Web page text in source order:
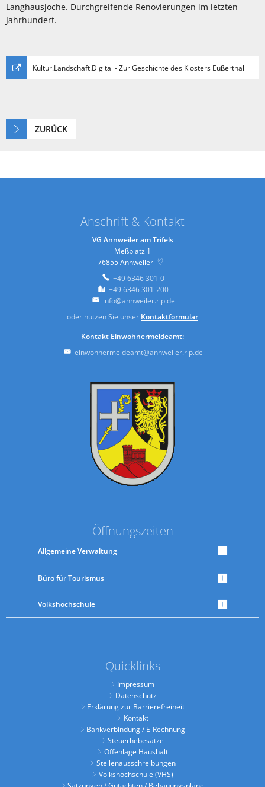
Langhausjoche. Durchgreifende Renovierungen im letzten
Jahrhundert.
Kultur.Landschaft.Digital - Zur Geschichte des Klosters Eußerthal
ZURÜCK
Anschrift & Kontakt
VG Annweiler am Trifels
Meßplatz 1
76855Annweiler
+49 6346 301-0
+49 6346 301-200
info@annweiler.rlp.de
oder nutzen Sie unser Kontaktformular
Kontakt Einwohnermeldeamt:
einwohnermeldeamt@annweiler.rlp.de
Öffnungszeiten
Allgemeine Verwaltung
Büro für Tourismus
Volkshochschule
Quicklinks
Impressum
Datenschutz
Erklärung zur Barrierefreiheit
Kontakt
Bankverbindung / E-Rechnung
Steuerhebesätze
Offenlage Haushalt
Stellenausschreibungen
Volkshochschule (VHS)